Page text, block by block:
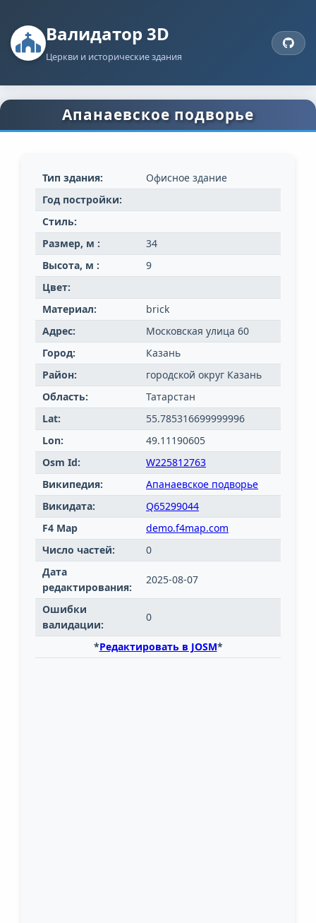
Валидатор 3D
Церкви и исторические здания
Апанаевское подворье
Тип здания:
Офисное здание
Год постройки:
Стиль:
Размер, м :
34
Высота, м :
9
Цвет:
Материал:
brick
Адрес:
Московская улица 60
Город:
Казань
Район:
городской округ Казань
Область:
Татарстан
Lat:
55.785316699999996
Lon:
49.11190605
Osm Id:
W225812763
Википедия:
Апанаевское подворье
Викидата:
Q65299044
F4 Map
demo.f4map.com
Число частей:
0
Дата
редактирования:
2025-08-07
Ошибки
валидации:
0
*Редактировать в JOSM*